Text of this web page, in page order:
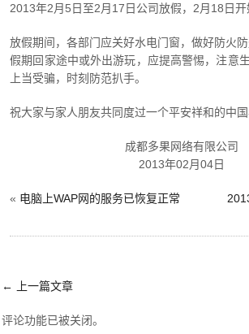
2013年2月5日至2月17日公司放假，2月18日开
放假期间，各部门应关好水电门窗，做好防火防
假期回家途中或外出游玩，应提高警惕，注意
上当受骗，时刻防范扒手。
祝大家与家人朋友共同度过一个平安祥和的中国
成都多果网络有限公司
2013年02月04日
« 电脑上WAP网的服务已恢复正常
← 上一篇文章
评论功能已被关闭。